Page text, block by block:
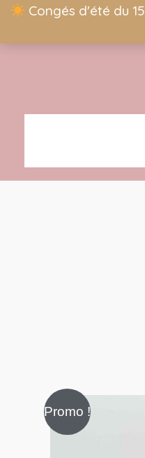
Congés d'été du
Promo !